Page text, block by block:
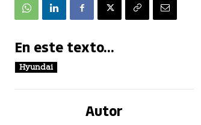
En este texto...
Hyundai
Autor